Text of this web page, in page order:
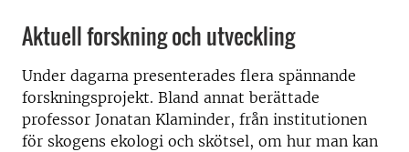
Aktuell forskning och utveckling
Under dagarna presenterades flera spännande
forskningsprojekt. Bland annat berättade
professor Jonatan Klaminder, från institutionen
för skogens ekologi och skötsel, om hur man kan